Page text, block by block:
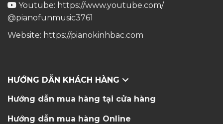
Youtube: https://www.youtube.com/
@pianofunmusic3761
Website: https://pianokinhbac.com
HƯỚNG DẪN KHÁCH HÀNG
Hướng dẫn mua hàng tại cửa hàng
Hướng dẫn mua hàng Online